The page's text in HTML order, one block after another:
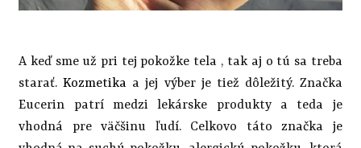
A keď sme už pri tej pokožke tela , tak aj o tú sa treba
starať.Kozmetika a jej výber je tiež dôležitý. Značka
Eucerin patrí medzi lekárske produkty a teda je
vhodná pre väčšinu ľudí. Celkovo táto značka je